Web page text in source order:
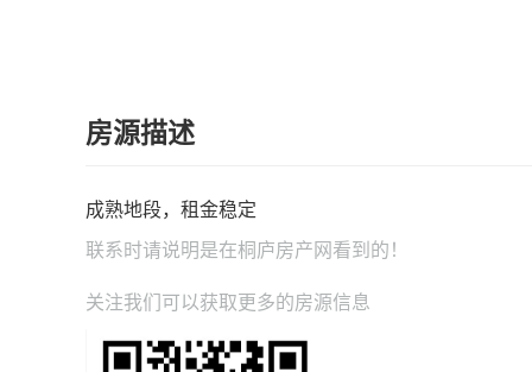
房源描述
成熟地段，租金稳定
联系时请说明是在桐庐房产网 看到的！
关注我们可以获取更多的房源信息